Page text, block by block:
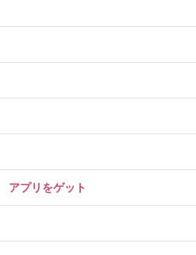
アプリをゲット